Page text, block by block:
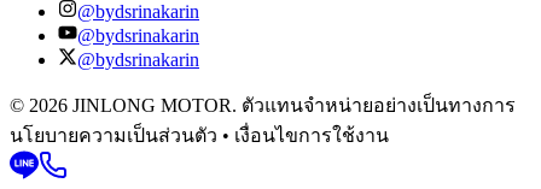
@bydsrinakarin
@bydsrinakarin
@bydsrinakarin
© 2026 JINLONG MOTOR. ตัวแทนจำหน่ายอย่างเป็นทางการ
นโยบายความเป็นส่วนตัว • เงื่อนไขการใช้งาน